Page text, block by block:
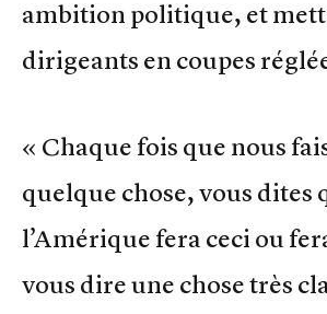
ambition politique, et
dirigeants en coupes
« Chaque fois que nous
quelque chose, vous dites
l’Amérique fera ceci ou
vous dire une chose très